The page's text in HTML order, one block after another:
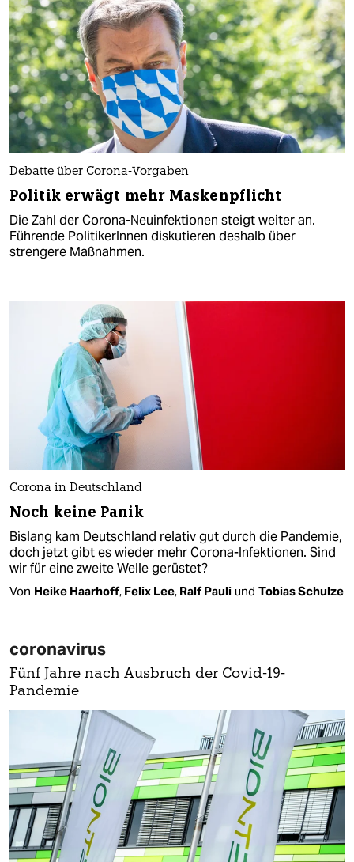
Debatte über Corona-Vorgaben
Politik erwägt mehr Maskenpflicht
Die Zahl der Corona-Neuinfektionen steigt weiter an.
Führende PolitikerInnen diskutieren deshalb über
strengere Maßnahmen.
Corona in Deutschland
Noch keine Panik
Bislang kam Deutschland relativ gut durch die Pandemie,
doch jetzt gibt es wieder mehr Corona-Infektionen. Sind
wir für eine zweite Welle gerüstet?
Von Heike Haarhoff, Felix Lee, Ralf Pauli und Tobias Schulze
coronavirus
Fünf Jahre nach Ausbruch der Covid-19-
Pandemie